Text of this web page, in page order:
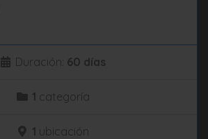
Duración: 60 días
1 categoría
1 ubicación